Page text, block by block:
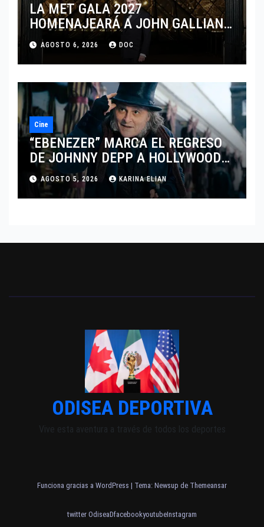
LA MET GALA 2027
HOMENAJEARÁ A JOHN GALLIANO
MARCANDO EL REGRESO DEL REY
DEL DRAMATISMO
AGOSTO 6, 2026 DOC
Cine
“EBENEZER” MARCA EL REGRESO
DE JOHNNY DEPP A HOLLYWOOD
TRAS SU PASO POR EL CINE
INDEPENDIENTE EUROPEO
AGOSTO 5, 2026 KARINA ELIAN
ODISEA DEPORTIVA
Vive esta aventura a través de todos los deportes
Funciona gracias a WordPress | Tema: Newsup de Themeansar
twitter OdiseaDfacebookyoutubeInstagram